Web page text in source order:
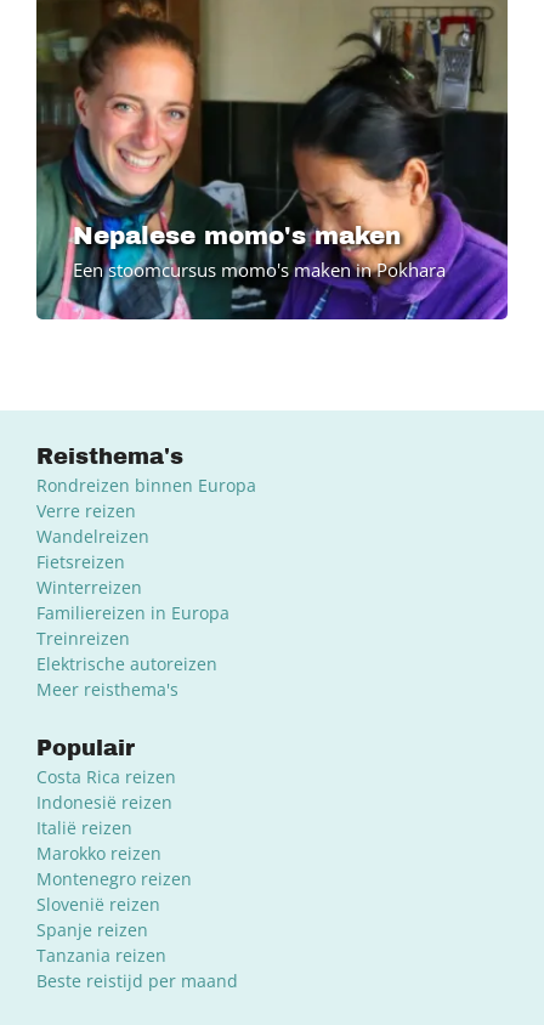
Nepalese momo's maken
Een stoomcursus momo's maken in Pokhara
Reisthema's
Rondreizen binnen Europa
Verre reizen
Wandelreizen
Fietsreizen
Winterreizen
Familiereizen in Europa
Treinreizen
Elektrische autoreizen
Meer reisthema's
Populair
Costa Rica reizen
Indonesië reizen
Italië reizen
Marokko reizen
Montenegro reizen
Slovenië reizen
Spanje reizen
Tanzania reizen
Beste reistijd per maand